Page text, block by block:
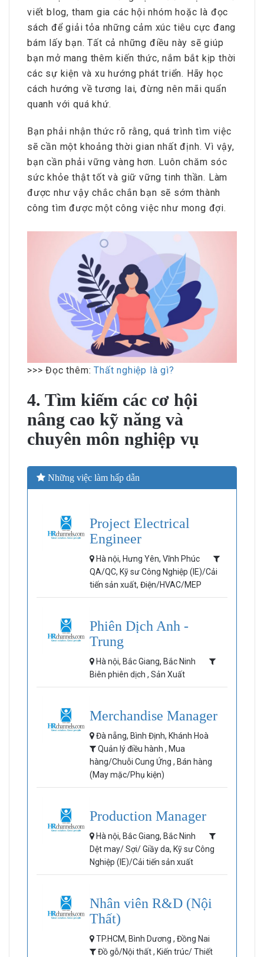
viết blog, tham gia các hội nhóm hoặc là đọc
sách để giải tỏa những cảm xúc tiêu cực đang
bám lấy bạn. Tất cả những điều này sẽ giúp
bạn mở mang thêm kiến thức, nắm bắt kịp thời
các sự kiện và xu hướng phát triển. Hãy học
cách hướng về tương lai, đừng nên mãi quẩn
quanh với quá khứ.
Bạn phải nhận thức rõ rằng, quá trình tìm việc
sẽ cần một khoảng thời gian nhất định. Vì vậy,
bạn cần phải vững vàng hơn. Luôn chăm sóc
sức khỏe thật tốt và giữ vững tinh thần. Làm
được như vậy chắc chắn bạn sẽ sớm thành
công tìm được một công việc như mong đợi.
>>> Đọc thêm:Thất nghiệp là gì?
4. Tìm kiếm các cơ hội
nâng cao kỹ năng và
chuyên môn nghiệp vụ
Những việc làm hấp dẫn
Project Electrical
Engineer
Hà nội, Hưng Yên, Vĩnh Phúc
QA/QC, Kỹ sư Công Nghiệp (IE)/Cải
tiến sản xuất, Điện/HVAC/MEP
Phiên Dịch Anh -
Trung
Hà nội, Bắc Giang, Bắc Ninh
Biên phiên dịch , Sản Xuất
Merchandise Manager
Đà nẵng, Bình Định, Khánh Hoà
Quản lý điều hành , Mua
hàng/Chuỗi Cung Ứng , Bán hàng
(May mặc/Phụ kiện)
Production Manager
Hà nội, Bắc Giang, Bắc Ninh
Dệt may/ Sợi/ Giầy da, Kỹ sư Công
Nghiệp (IE)/Cải tiến sản xuất
Nhân viên R&D (Nội
Thất)
TP.HCM, Bình Dương , Đồng Nai
Đồ gỗ/Nội thất , Kiến trúc/ Thiết